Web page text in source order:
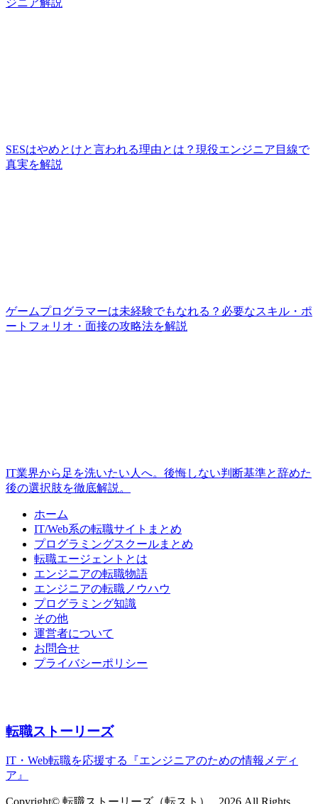
ジニア解説
SESはやめとけと言われる理由とは？現役エンジニア目線で
真実を解説
ゲームプログラマーは未経験でもなれる？必要なスキル・ポ
ートフォリオ・面接の攻略法を解説
IT業界から足を洗いたい人へ。後悔しない判断基準と辞めた
後の選択肢を徹底解説。
ホーム
IT/Web系の転職サイトまとめ
プログラミングスクールまとめ
転職エージェントとは
エンジニアの転職物語
エンジニアの転職ノウハウ
プログラミング知識
その他
運営者について
お問合せ
プライバシーポリシー
転職ストーリーズ
IT・Web転職を応援する『エンジニアのための情報メディ
ア』